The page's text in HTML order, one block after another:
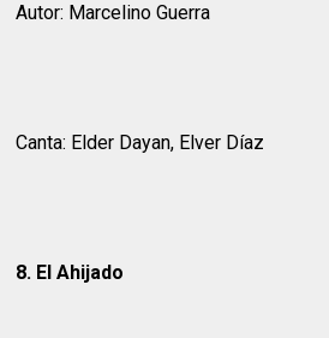
Autor: Marcelino Guerra
Canta: Elder Dayan, Elver Díaz
8. El Ahijado